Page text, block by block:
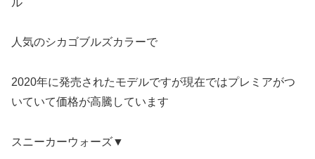
人気のシカゴブルズカラーで
2020年に発売されたモデルですが現在ではプレミアがつ
いていて価格が高騰しています
スニーカーウォーズ▼